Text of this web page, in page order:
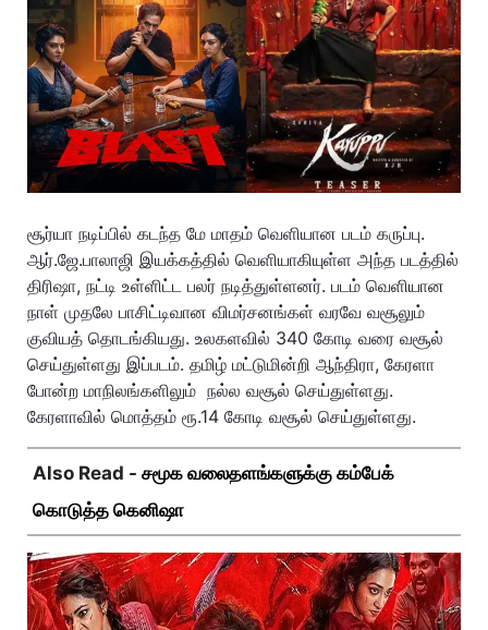
சூர்யா நடிப்பில் கடந்த மே மாதம் வெளியான படம் கருப்பு.
ஆர்.ஜே.பாலாஜி இயக்கத்தில் வெளியாகியுள்ள அந்த படத்தில்
திரிஷா, நட்டி உள்ளிட்ட பலர் நடித்துள்ளனர். படம் வெளியான
நாள் முதலே பாசிட்டிவான விமர்சனங்கள் வரவே வசூலும்
குவியத் தொடங்கியது. உலகளவில் 340 கோடி வரை வசூல்
செய்துள்ளது இப்படம். தமிழ் மட்டுமின்றி ஆந்திரா, கேரளா
போன்ற மாநிலங்களிலும் நல்ல வசூல் செய்துள்ளது.
கேரளாவில் மொத்தம் ரூ.14 கோடி வசூல் செய்துள்ளது.
Also Read - சமூக வலைதளங்களுக்கு கம்பேக்
கொடுத்த கெனிஷா